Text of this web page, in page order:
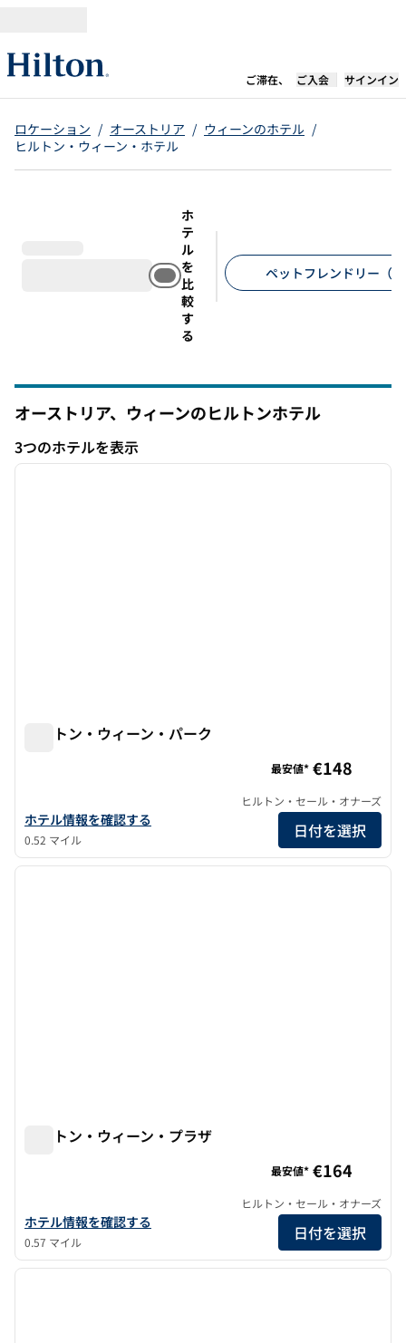
ご滞在、 新しいタブで開
ご入会 サインイン
ロケーション / オーストリア / ウィーンのホテル /
ヒルトン・ウィーン・ホテル
ホ
テ
ル
を
比
較
す
る
ペットフレンドリー（3
オーストリア、ウィーンのヒルトンホテル
3つのホテルを表示
3つのホテルを表示
1/12
次の
ヒルトン・ウィーン・パーク
ヒルトン・ウィーン・パークのホテルの詳細を表示
ホテル情報を確認する
0.52 マイル
最安値* €148
ヒルトン・セール・オナーズ
日付を選択
1/12
1/12
次の
ヒルトン・ウィーン・プラザ
ヒルトン・ウィーンヒルトンプラザの詳細を見る
ホテル情報を確認する
0.57 マイル
最安値* €164
ヒルトン・セール・オナーズ
日付を選択
1/12
1/12
次の